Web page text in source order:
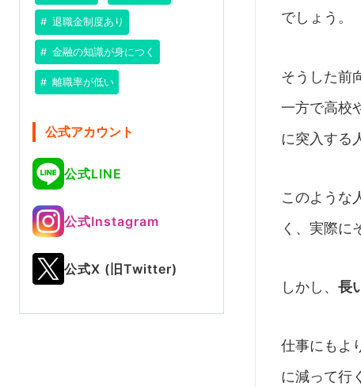
退職金制度あり
金融の知識が身につく
離職率が低い
公式アカウント
公式LINE
公式Instagram
公式X (旧Twitter)
でしょう。
そうした前
一方で高校
に突入する
このような
く、実際に
しかし、長
仕事にもよ
に減って行